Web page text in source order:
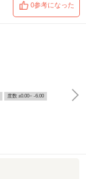
0参考になった
度数 ±0.00~ -6.00